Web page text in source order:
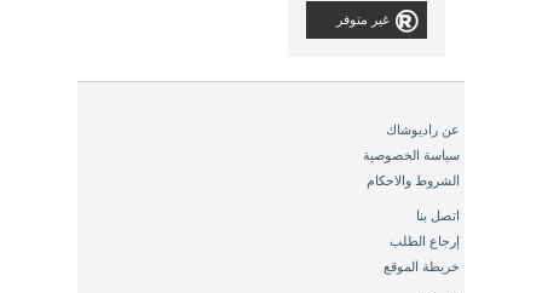
غير متوفر
عن راديوشاك
سياسة الخصوصية
الشروط والاحكام
اتصل بنا
إرجاع الطلب
خريطة الموقع